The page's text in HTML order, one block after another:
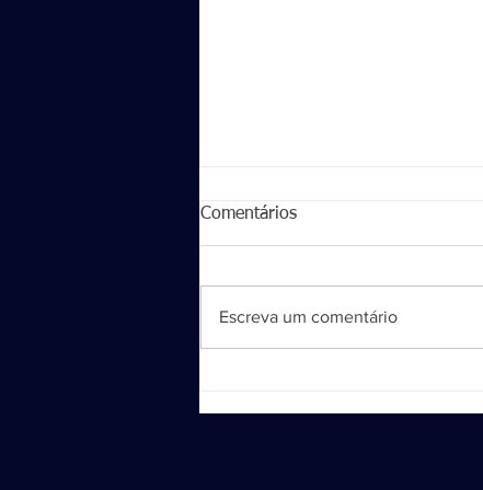
Comentários
Escreva um comentário